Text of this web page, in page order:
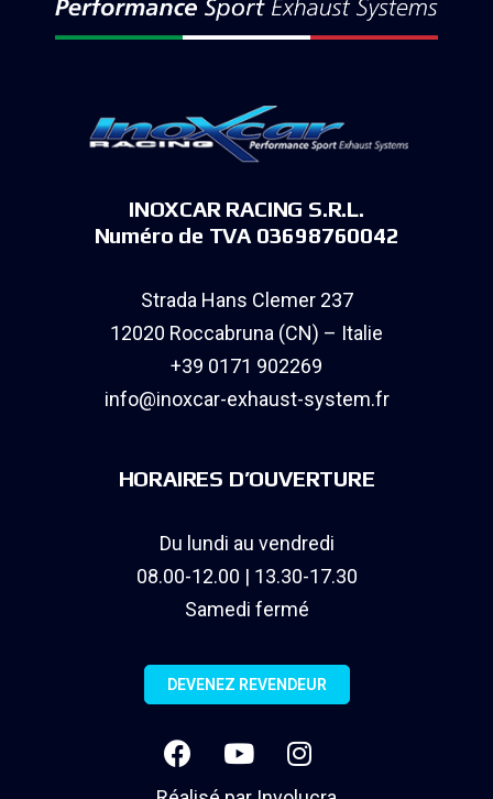
INOXCAR RACING S.R.L.
Numéro de TVA 03698760042
Strada Hans Clemer 237
12020 Roccabruna (CN) – Italie
+39 0171 902269
info@inoxcar-exhaust-system.fr
HORAIRES D’OUVERTURE
Du lundi au vendredi
08.00-12.00 | 13.30-17.30
Samedi fermé
DEVENEZ REVENDEUR